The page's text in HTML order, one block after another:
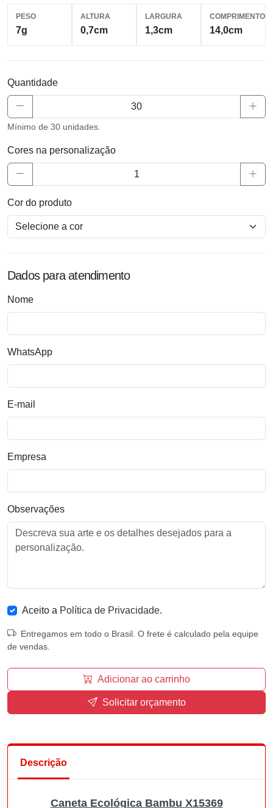
PESO
7g
ALTURA
0,7cm
LARGURA
1,3cm
COMPRIMENTO
14,0cm
Quantidade
Mínimo de 30 unidades.
Cores na personalização
Cor do produto
Dados para atendimento
Nome
WhatsApp
E-mail
Empresa
Observações
Aceito a Política de Privacidade.
Entregamos em todo o Brasil. O frete é calculado pela equipe
de vendas.
Adicionar ao carrinho
Solicitar orçamento
Descrição
Caneta Ecológica Bambu X15369